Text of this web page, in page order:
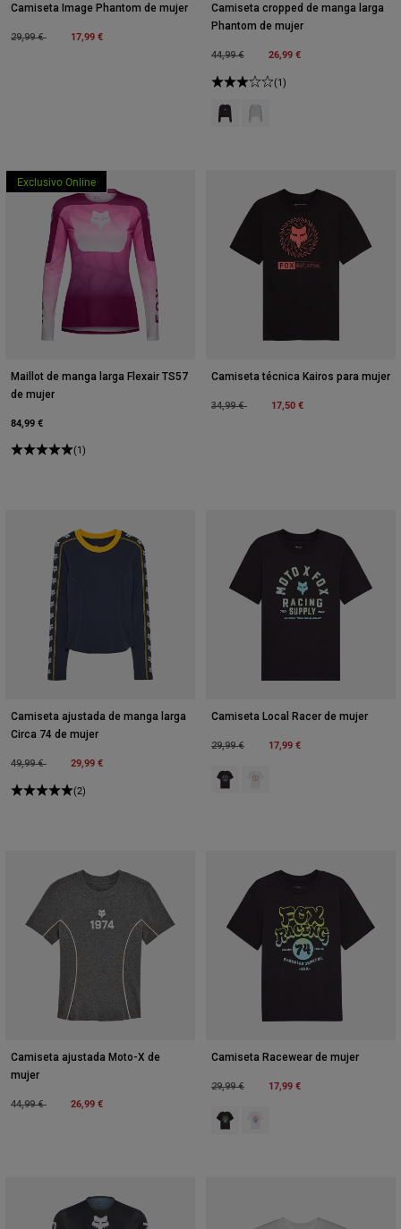
Camiseta Image Phantom de mujer
Price reduced from
29,99 €to 17,99 €
Camiseta cropped de manga larga
Phantom de mujer
Price reduced from
44,99 €to 26,99 €
(1)
Product swatch type of Negro.
Product swatch type of
Exclusivo Online
Maillot de manga larga Flexair TS57
de mujer
84,99 €
(1)
Camiseta técnica Kairos para mujer
Price reduced from
34,99 €to 17,50 €
Camiseta ajustada de manga larga
Circa 74 de mujer
Price reduced from
49,99 €to 29,99 €
(2)
Camiseta Local Racer de mujer
Price reduced from
29,99 €to 17,99 €
Product swatch type of Negro.
Product swatch type of
Camiseta ajustada Moto-X de
mujer
Price reduced from
44,99 €to 26,99 €
Camiseta Racewear de mujer
Price reduced from
29,99 €to 17,99 €
Product swatch type of Negro.
Product swatch type of